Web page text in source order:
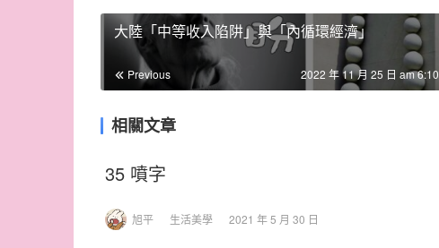
大陸「中等收入陷阱」與「內循環經濟」
Previous 2022 年 11 月 25 日 am 6:10
相關文章
35 噴字
旭平 生活美學 2021 年 5 月 30 日